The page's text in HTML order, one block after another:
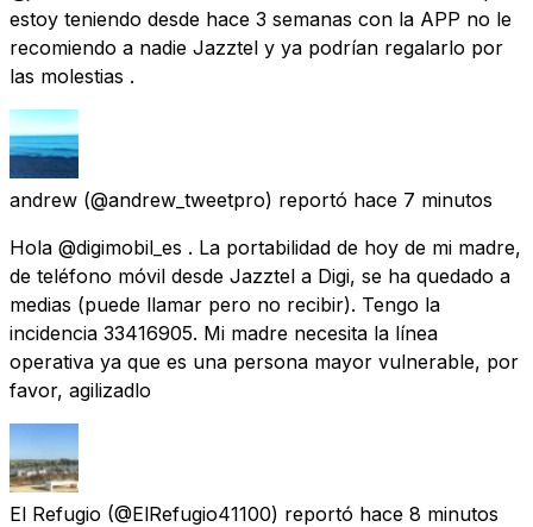
estoy teniendo desde hace 3 semanas con la APP no le
recomiendo a nadie Jazztel y ya podrían regalarlo por
las molestias .
andrew (@andrew_tweetpro) reportó hace 7 minutos
Hola @digimobil_es . La portabilidad de hoy de mi madre,
de teléfono móvil desde Jazztel a Digi, se ha quedado a
medias (puede llamar pero no recibir). Tengo la
incidencia 33416905. Mi madre necesita la línea
operativa ya que es una persona mayor vulnerable, por
favor, agilizadlo
El Refugio (@ElRefugio41100) reportó hace 8 minutos